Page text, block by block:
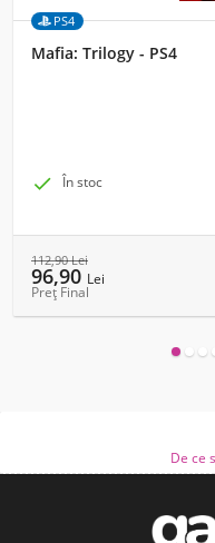
PS4
Mafia: Trilogy - PS4
 În stoc
112,90Lei
96,90 Lei
Preț Final
De ce